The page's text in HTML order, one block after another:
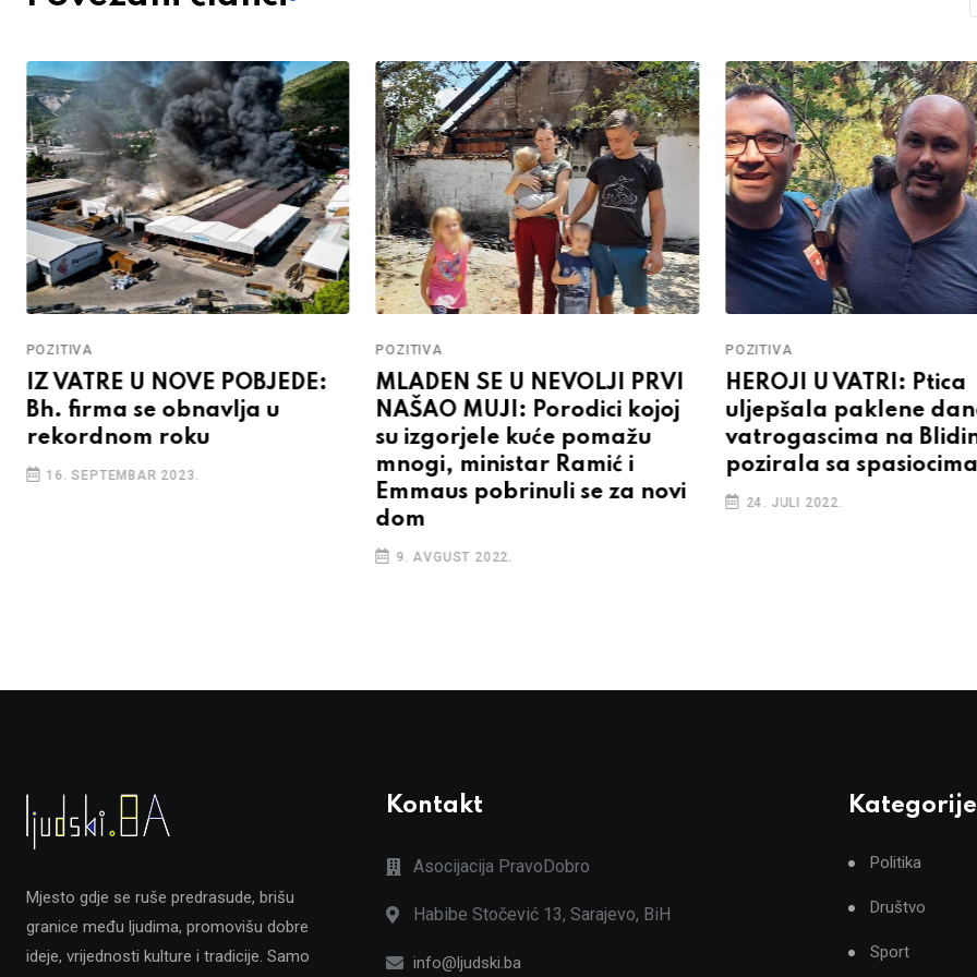
POZITIVA
IZ VATRE U NOVE POBJEDE:
Bh. firma se obnavlja u
rekordnom roku
16. SEPTEMBAR 2023.
POZITIVA
MLADEN SE U NEVOLJI PRVI
NAŠAO MUJI: Porodici kojoj
su izgorjele kuće pomažu
mnogi, ministar Ramić i
Emmaus pobrinuli se za novi
dom
9. AVGUST 2022.
POZITIVA
HEROJI U VATRI: Ptica
uljepšala paklene
vatrogascima na
pozirala sa spasiocima
24. JULI 2022.
Mjesto gdje se ruše predrasude, brišu
granice među ljudima, promovišu dobre
ideje, vrijednosti kulture i tradicije. Samo
Kontakt
Asocijacija PravoDobro
Habibe Stočević 13, Sarajevo, BiH
info@ljudski.ba
Kategorije
Politika
Društvo
Sport